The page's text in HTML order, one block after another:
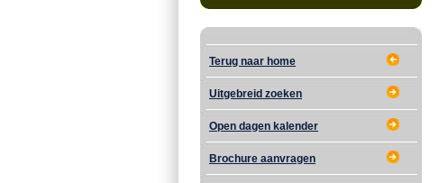
Terug naar home
Uitgebreid zoeken
Open dagen kalender
Brochure aanvragen